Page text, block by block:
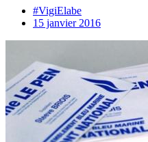
#VigiElabe
15 janvier 2016